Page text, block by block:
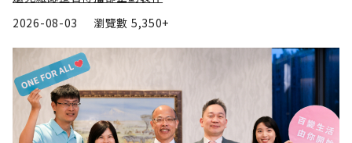
2026-08-03
瀏覽數 5,350+